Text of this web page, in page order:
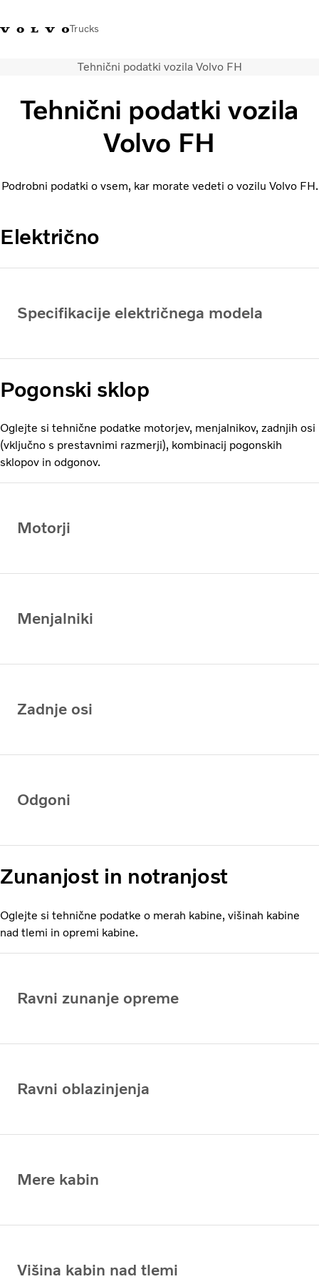
Trucks
Volvo Trucks Slovenija kontakti Volvo Trucks Store
Prevozne rešitve
Novice
Obrnite se na nas
Tehnični podatki vozila Volvo FH
Tehnični podatki vozila
Volvo FH
Podrobni podatki o vsem, kar morate vedeti o vozilu Volvo FH.
Električno
Specifikacije električnega modela
Pogonski sklop
Oglejte si tehnične podatke motorjev, menjalnikov, zadnjih osi
(vključno s prestavnimi razmerji), kombinacij pogonskih
sklopov in odgonov.
Motorji
Menjalniki
Zadnje osi
Odgoni
Zunanjost in notranjost
Oglejte si tehnične podatke o merah kabine, višinah kabine
nad tlemi in opremi kabine.
Ravni zunanje opreme
Ravni oblazinjenja
Mere kabin
Višina kabin nad tlemi